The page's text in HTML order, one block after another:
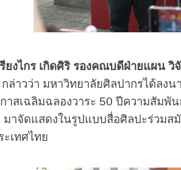
รียงไกร เกิดศิริ รองคณบดีฝ่ายแผน
ล่าวว่า มหาวิทยาลัยศิลปากรได้ลง
าสเฉลิมฉลองวาระ 50 ปีความสัม
าจัดแสดงในรูปแบบสื่อศิลปะร่วมส
เทศไทย